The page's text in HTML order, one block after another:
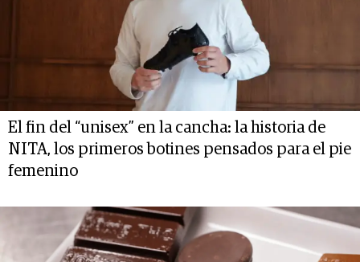
El fin del “unisex” en la cancha: la historia de
NITA, los primeros botines pensados para el pie
femenino